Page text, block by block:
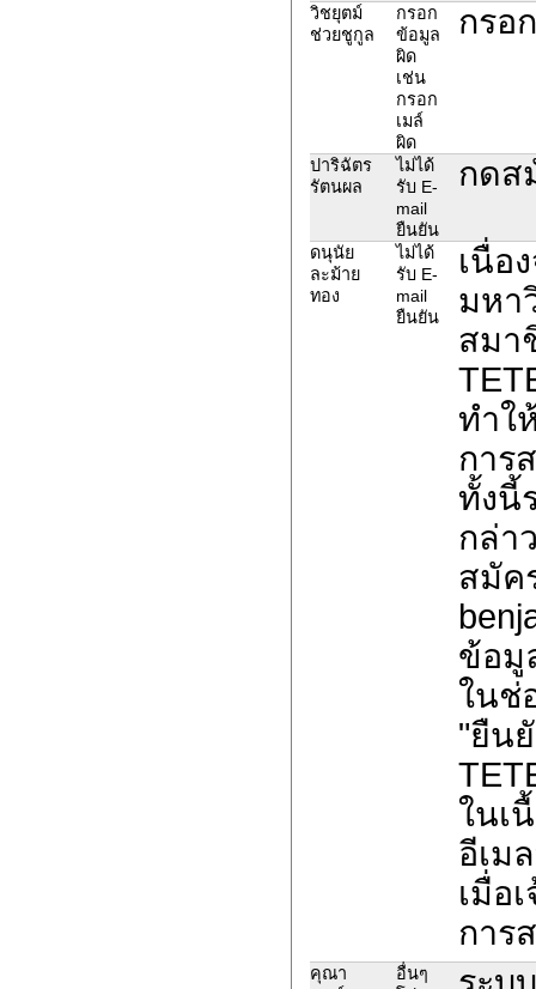
วิชยุตม์
ช่วยชูกูล
กรอก
ข้อมูล
ผิด
เช่น
กรอก
เมล์
ผิด
กรอ
ปาริฉัตร
รัตนผล
ไม่ได้
รับ E-
mail
ยืนยัน
กดส
ดนุนัย
ละม้าย
ทอง
ไม่ได้
รับ E-
mail
ยืนยัน
เนื่อ
มหา
สมา
ทำใ
การ
ทั้งนี้
กล่า
สมัค
ข้อมู
ในช่
"ยืน
ในเ
อีเม
เมื่อ
การ
คุณา
อื่นๆ
ระบ